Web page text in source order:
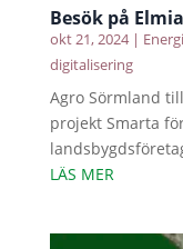
Besök på
okt 21, 2024| Energi
digitalisering
Agro Sörmland
projekt Smarta
LÄS MER